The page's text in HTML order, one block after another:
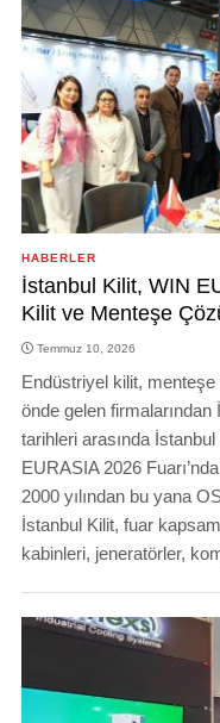
HABERLER
İstanbul Kilit, WIN
Kilit ve Menteşe
Temmuz 10, 2026
Endüstriyel kilit,
önde gelen
tarihleri arasında
EURASIA 2026
2000 yılından bu yana
İstanbul Kilit, fuar
kabinleri, jeneratörler,